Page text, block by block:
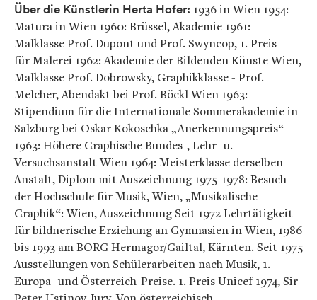
Über die Künstlerin Herta Hofer: 1936 in Wien 1954:
Matura in Wien 1960: Brüssel, Akademie 1961:
Malklasse Prof. Dupont und Prof. Swyncop, 1. Preis
für Malerei 1962: Akademie der Bildenden Künste Wien,
Malklasse Prof. Dobrowsky, Graphikklasse - Prof.
Melcher, Abendakt bei Prof. Böckl Wien 1963:
Stipendium für die Internationale Sommerakademie in
Salzburg bei Oskar Kokoschka „Anerkennungspreis“
1963: Höhere Graphische Bundes-, Lehr- u.
Versuchsanstalt Wien 1964: Meisterklasse derselben
Anstalt, Diplom mit Auszeichnung 1975-1978: Besuch
der Hochschule für Musik, Wien, „Musikalische
Graphik“: Wien, Auszeichnung Seit 1972 Lehrtätigkeit
für bildnerische Erziehung an Gymnasien in Wien, 1986
bis 1993 am BORG Hermagor/Gailtal, Kärnten. Seit 1975
Ausstellungen von Schülerarbeiten nach Musik, 1.
Europa- und Österreich-Preise. 1. Preis Unicef 1974, Sir